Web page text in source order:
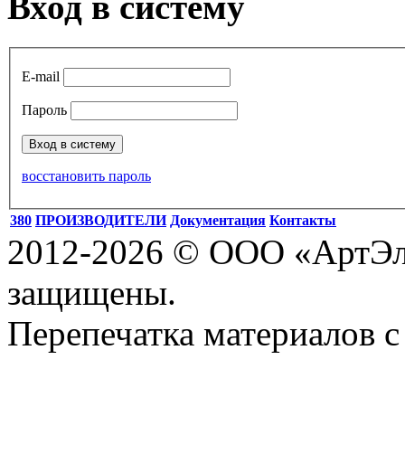
E-mail
Пароль
восстановить пароль
380 ПРОИЗВОДИТЕЛИ Документация Контакты
2012-2026 © ООО
защищены.
Перепечатка материалов